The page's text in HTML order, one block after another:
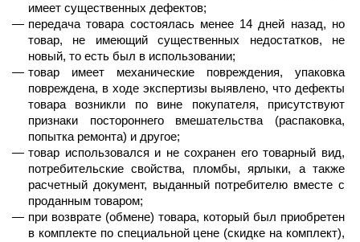
имеет существенных дефектов;
передача товара состоялась менее 14 дней назад, но
товар, не имеющий существенных недостатков, не
новый, то есть был в использовании;
товар имеет механические повреждения, упаковка
повреждена, в ходе экспертизы выявлено, что дефекты
товара возникли по вине покупателя, присутствуют
признаки постороннего вмешательства (распаковка,
попытка ремонта) и другое;
товар использовался и не сохранен его товарный вид,
потребительские свойства, пломбы, ярлыки, а также
расчетный документ, выданный потребителю вместе с
проданным товаром;
при возврате (обмене) товара, который был приобретен
в комплекте по специальной цене (скидке на комплект),